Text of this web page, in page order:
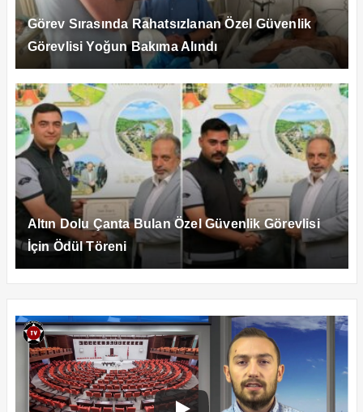
Görev Sırasında Rahatsızlanan Özel Güvenlik
Görevlisi Yoğun Bakıma Alındı
Altın Dolu Çanta Bulan Özel Güvenlik Görevlisi
İçin Ödül Töreni